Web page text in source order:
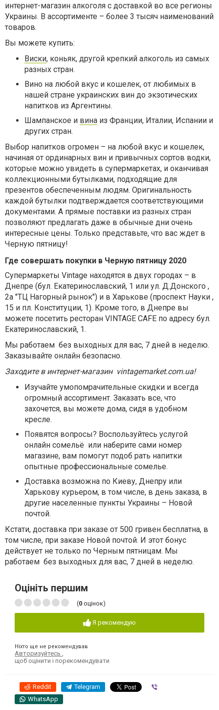
интернет-магазин алкоголя с доставкой во все регионы
Украины. В ассортименте – более 3 тысяч наименований
товаров.
Вы можете купить:
Виски, коньяк, другой крепкий алкоголь из самых
разных стран.
Вино на любой вкус и кошелек, от любимых в
нашей стране украинских вин до экзотических
напитков из Аргентины.
Шампанское и вина из Франции, Италии, Испании и
других стран.
Выбор напитков огромен – на любой вкус и кошелек,
начиная от ординарных вин и привычных сортов водки,
которые можно увидеть в супермаркетах, и оканчивая
коллекционными бутылками, подходящие для
презентов обеспеченным людям. Оригинальность
каждой бутылки подтверждается соответствующими
документами. А прямые поставки из разных стран
позволяют предлагать даже в обычные дни очень
интересные цены. Только представьте, что вас ждет в
Черную пятницу!
Где совершать покупки в Черную пятницу 2020
Супермаркеты Vintage находятся в двух городах – в
Днепре (бул. Екатеринославский, 1 или ул. Д.Донского ,
2а "ТЦ Нагорный рынок") и в Харькове (проспект Науки ,
15 и пл. Конституции, 1). Кроме того, в Днепре вы
можете посетить ресторан VINTAGE CAFE по адресу бул.
Екатеринославский, 1.
Мы работаем без выходных для вас, 7 дней в неделю.
Заказывайте онлайн безопасно.
Заходите в интернет-магазин vintagemarket.com.ua!
Изучайте умопомрачительные скидки и всегда
огромный ассортимент. Заказать все, что
захочется, вы можете дома, сидя в удобном
кресле.
Появятся вопросы? Воспользуйтесь услугой
онлайн сомельё или наберите сами номер
магазине, вам помогут подоб рать напитки
опытные профессиональные сомелье.
Доставка возможна по Киеву, Днепру или
Харькову курьером, в том числе, в день заказа, в
другие населенные пункты Украины – Новой
почтой.
Кстати, доставка при заказе от 500 гривен бесплатна, в
том числе, при заказе Новой почтой. И этот бонус
действует не только по Черным пятницам. Мы
работаем без выходных для вас, 7 дней в неделю.
Оцініть першим
(0 оцінок)
Я рекомендую
Ніхто ще не рекомендував
Авторизуйтесь ,
щоб оцінити і порекомендувати
Reddit Telegram
WhatsApp